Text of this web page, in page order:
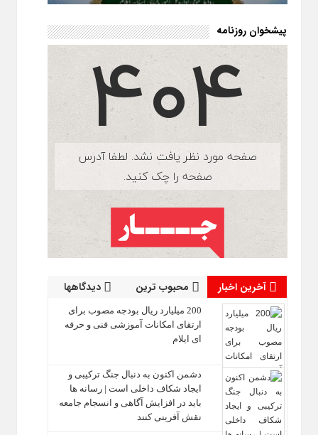
پیشخوان روزنامه
آخرین اخبار محبوب ترین دیدگاهها
200 میلیارد ریال بودجه مصوب برای
ارتقای امکانات آموزشی فنی‌ و حرفه‌
ای ایلام
دشمن اکنون به دنبال جنگ ترکیبی و
ایجاد شکاف داخلی است | رسانه‌ ها
باید در افزایش آگاهی و انسجام جامعه
نقش‌ آفرینی کنند